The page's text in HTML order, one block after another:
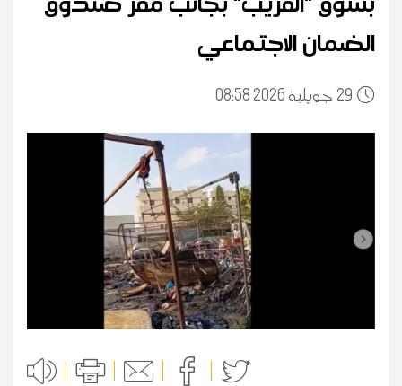
الضمان الاجتماعي
29 08:58 2026 جويلية